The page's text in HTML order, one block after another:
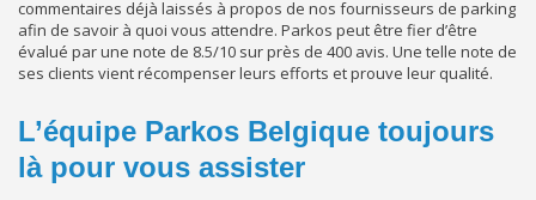
commentaires déjà laissés à propos de nos fournisseurs de parking
afin de savoir à quoi vous attendre. Parkos peut être fier d’être
évalué par une note de 8.5/10 sur près de 400 avis. Une telle note de
ses clients vient récompenser leurs efforts et prouve leur qualité.
L’équipe Parkos Belgique toujours
là pour vous assister